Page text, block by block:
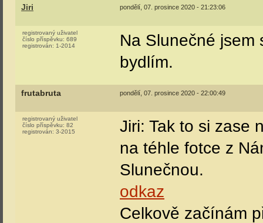
Jiri pondělí, 07. prosince 2020 - 21:23:06
registrovaný uživatel
číslo příspěvku: 689
registrován: 1-2014
Na Slunečné jsem
bydlím.
frutabruta pondělí, 07. prosince 2020 - 22:00:49
registrovaný uživatel
číslo příspěvku: 82
registrován: 3-2015
Jiri: Tak to si zase
na téhle fotce z
Slunečnou.
odkaz
Celkově začínám